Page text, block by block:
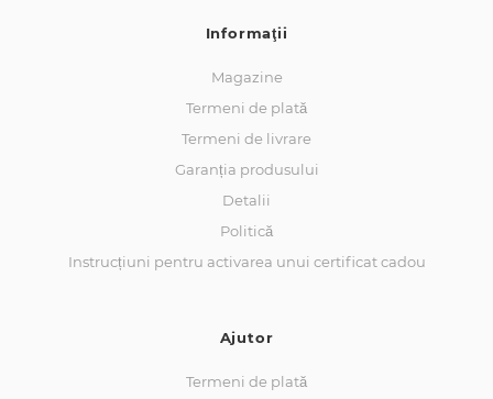
Informaţii
Magazine
Termeni de plată
Termeni de livrare
Garanția produsului
Detalii
Politică
Instrucțiuni pentru activarea unui certificat cadou
Ajutor
Termeni de plată